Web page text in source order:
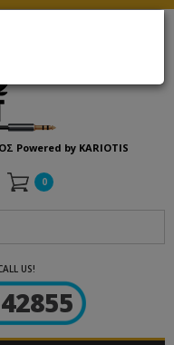
Powered by KARIOTIS
0
US!